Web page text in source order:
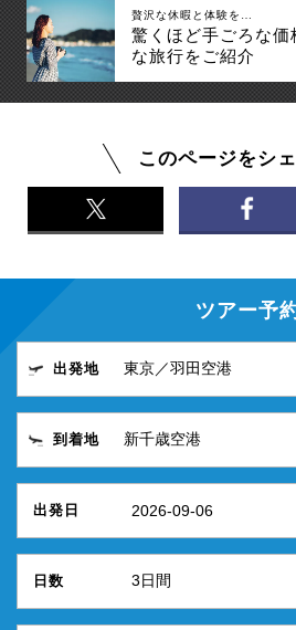
贅沢な休暇と体験を…
驚くほど手ごろな価
な旅行をご紹介
このページをシ
ツアー予
出発地
到着地
出発日 2026-09-06
日数